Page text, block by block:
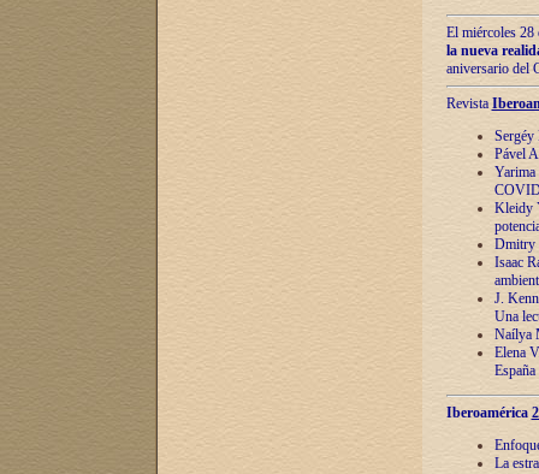
El miércoles 28
la nueva
aniversario del
Revista
Sergéy
Pável
Yarima
Kleidy
Dmitry
Isaac
J.
Una
Naílya
Elena
España
Iberoamérica
La